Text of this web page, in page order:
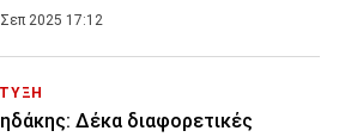
2025 17:12
Δέκα διαφορετικές